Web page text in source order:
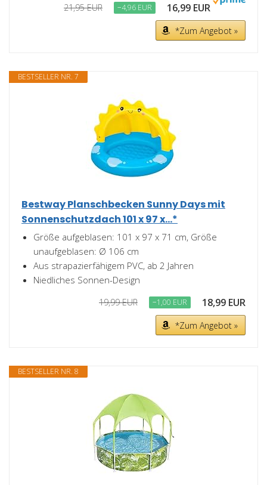
21,95 EUR −4,96 EUR 16,99 EUR
*Zum Angebot »
BESTSELLER NR. 7
Bestway Planschbecken Sunny Days mit
Sonnenschutzdach 101 x 97 x...*
Größe aufgeblasen: 101 x 97 x 71 cm, Größe
unaufgeblasen: Ø 106 cm
Aus strapazierfähigem PVC, ab 2 Jahren
Niedliches Sonnen-Design
19,99 EUR −1,00 EUR 18,99 EUR
*Zum Angebot »
BESTSELLER NR. 8